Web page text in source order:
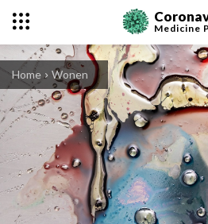
Medicine
Home Wonen